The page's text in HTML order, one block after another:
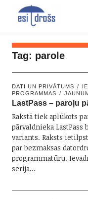
Tag: parole
DATI UN PRIVĀTUMS
PROGRAMMAS
LastPass – paroļu
Rakstā tiek aplūkots
pārvaldnieka LastPass
variants. Raksts
par bezmaksas
programmatūru.
sērijā…